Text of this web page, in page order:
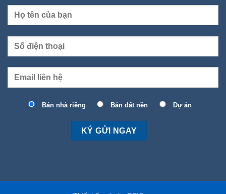
Bán nhà riêng Bán đất nền Dự án